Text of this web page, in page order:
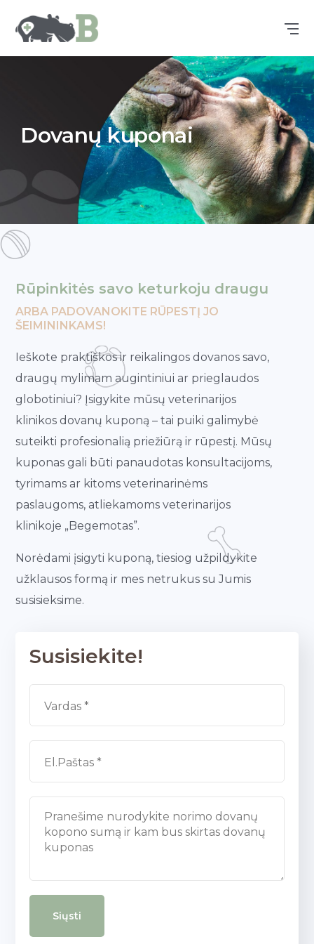
Dovanų kuponai
Rūpinkitės savo keturkoju draugu
ARBA PADOVANOKITE RŪPESTĮ JO
ŠEIMININKAMS!
Ieškote praktiškos ir reikalingos dovanos savo,
draugų mylimam augintiniui ar prieglaudos
globotiniui? Įsigykite mūsų veterinarijos
klinikos dovanų kuponą – tai puiki galimybė
suteikti profesionalią priežiūrą ir rūpestį. Mūsų
kuponas gali būti panaudotas konsultacijoms,
tyrimams ar kitoms veterinarinėms
paslaugoms, atliekamoms veterinarijos
klinikoje „Begemotas”.
Norėdami įsigyti kuponą, tiesiog užpildykite
užklausos formą ir mes netrukus su Jumis
susisieksime.
Susisiekite!